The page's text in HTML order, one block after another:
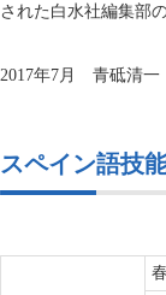
された白水社編集部
2017年7月 青砥清一
スペイン語技